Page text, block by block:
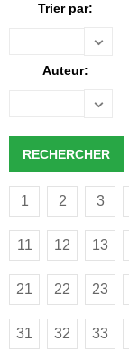
Trier par:
Auteur:
1 2 3
11 12 13
21 22 23
31 32 33